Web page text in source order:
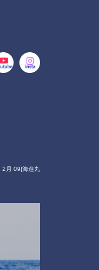
2月 09|海進丸